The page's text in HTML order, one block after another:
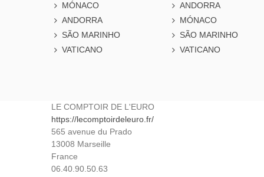
MÓNACO
ANDORRA
SÃO MARINHO
VATICANO
ANDORRA
MÓNACO
SÃO MARINHO
VATICANO
LE COMPTOIR DE L'EURO
https://lecomptoirdeleuro.fr/
565 avenue du Prado
13008 Marseille
France
06.40.90.50.63